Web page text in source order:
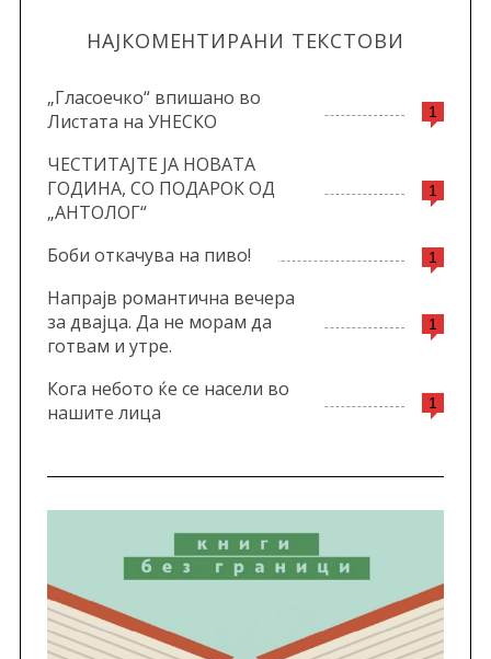
НАЈКОМЕНТИРАНИ ТЕКСТОВИ
1
„Гласоечко“ впишано во
Листата на УНЕСКО
1
ЧЕСТИТАЈТЕ ЈА НОВАТА
ГОДИНА, СО ПОДАРОК ОД
„АНТОЛОГ“
1
Боби откачува на пиво!
1
Напрајв романтична вечера
за двајца. Да не морам да
готвам и утре.
1
Кога небото ќе се насели во
нашите лица